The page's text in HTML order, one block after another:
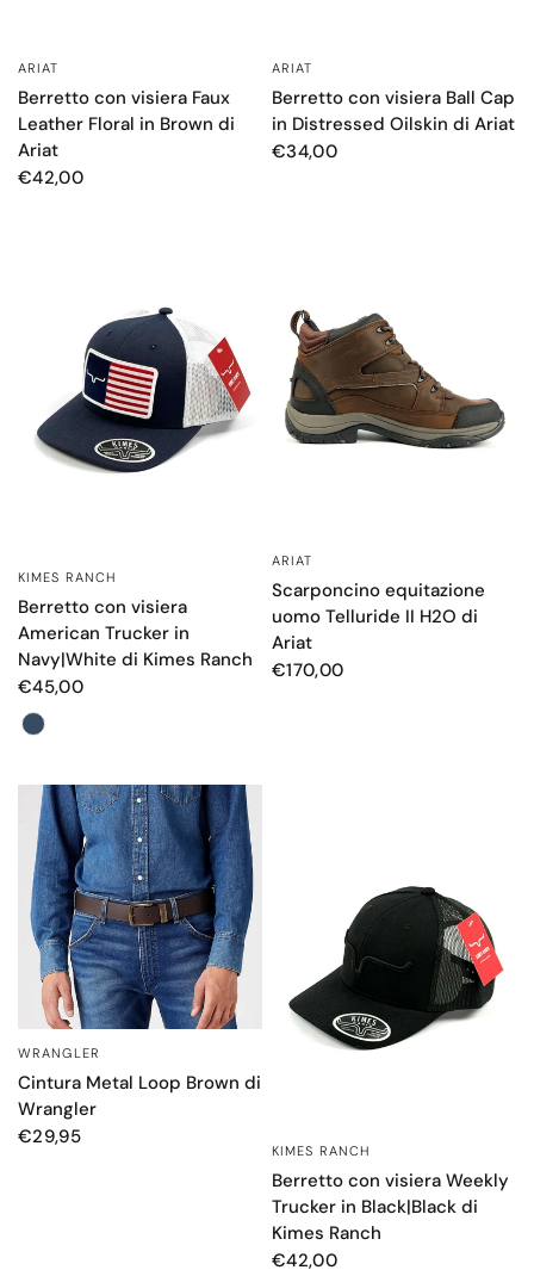
ARIAT
Berretto con visiera Faux
Leather Floral in Brown di
Ariat
€42,00
ARIAT
Berretto con visiera Ball Cap
in Distressed Oilskin di Ariat
€34,00
OCCHIATA VELOCE
KIMES RANCH
Berretto con visiera
American Trucker in
Navy|White di Kimes Ranch
€45,00
Colore
ARIAT
Scarponcino equitazione
uomo Telluride II H2O di
Ariat
€170,00
OCCHIATA VELOCE
WRANGLER
Cintura Metal Loop Brown di
Wrangler
€29,95
OCCHIATA VELOCE
KIMES RANCH
Berretto con visiera Weekly
Trucker in Black|Black di
Kimes Ranch
€42,00